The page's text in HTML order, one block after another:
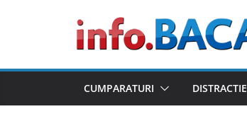
CUMPARATURI DISTRACTIE